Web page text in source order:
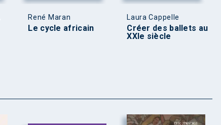
René Maran
Le cycle africain
Laura Cappelle
Créer des ballets au
XXIe siècle